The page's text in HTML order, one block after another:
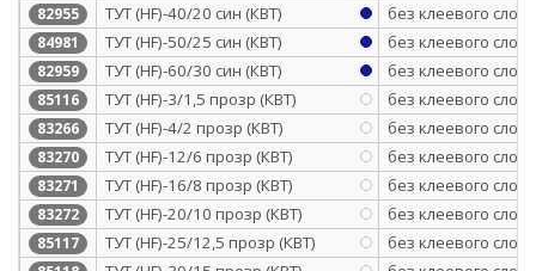
82955 ТУТ (HF)-40/20 син (КВТ) без клеевого слоя
84981 ТУТ (HF)-50/25 син (КВТ) без клеевого слоя
82959 ТУТ (HF)-60/30 син (КВТ) без клеевого слоя
85116 ТУТ (HF)-3/1,5 прозр (КВТ) без клеевого слоя
83266 ТУТ (HF)-4/2 прозр (КВТ) без клеевого слоя
83270 ТУТ (HF)-12/6 прозр (КВТ) без клеевого слоя
83271 ТУТ (HF)-16/8 прозр (КВТ) без клеевого слоя
83272 ТУТ (HF)-20/10 прозр (КВТ) без клеевого слоя
85117 ТУТ (HF)-25/12,5 прозр (КВТ) без клеевого слоя